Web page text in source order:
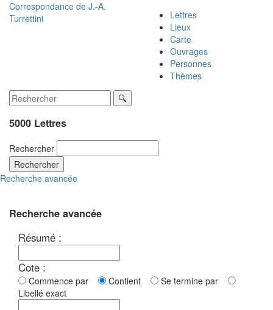
Correspondance de J.-A.
Turrettini
Lettres
Lieux
Carte
Ouvrages
Personnes
Thèmes
5000 Lettres
Rechercher
Rechercher
Recherche avancée
Recherche avancée
Résumé :
Cote :
Commence par Contient
Se termine par
Libellé exact